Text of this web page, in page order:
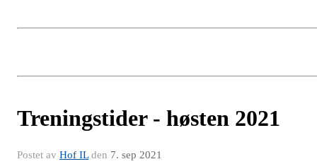
Treningstider - høsten 2021
Postet av Hof ILden 7. sep 2021